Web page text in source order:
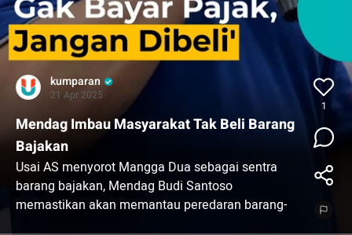
kumparan
21 Apr 2025
Mendag Imbau Masyarakat Tak Beli Barang
Bajakan
Usai AS menyorot Mangga Dua sebagai sentra
barang bajakan, Mendag Budi Santoso
memastikan akan memantau peredaran barang-
1